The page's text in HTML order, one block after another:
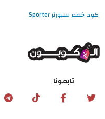
كود خصم سبورتر Sporter
تابعونا